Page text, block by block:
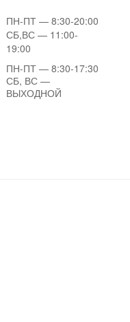
ПН-ПТ — 8:30-20:00
СБ,ВС — 11:00-
19:00
ПН-ПТ — 8:30-17:30
СБ, ВС —
ВЫХОДНОЙ